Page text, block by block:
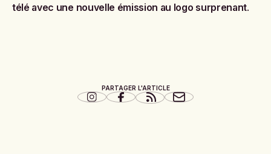
télé avec une nouvelle émission au logo surprenant.
PARTAGER L'ARTICLE